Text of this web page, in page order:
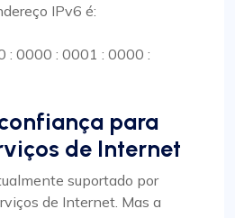
IPv6 é:
: 0000 : 0001 : 0000 :
para
de Internet
suportado por
de Internet. Mas a